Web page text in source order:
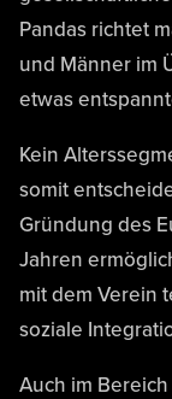
Pandas richtet
und Männer im
etwas
Kein
somit
Gründung des
Jahren
mit dem Verein
soziale
Auch im